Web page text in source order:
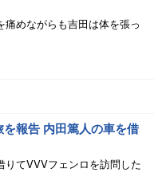
めながらも吉田は体を張っ
報告 内田篤人の車を借
りてVVVフェンロを訪問した